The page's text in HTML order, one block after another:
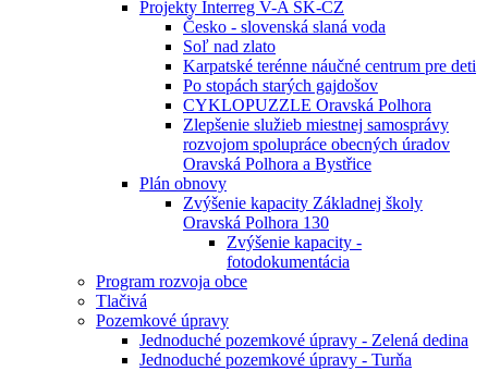
Projekty Interreg V-A SK-CZ
Česko - slovenská slaná voda
Soľ nad zlato
Karpatské terénne náučné centrum pre deti
Po stopách starých gajdošov
CYKLOPUZZLE Oravská Polhora
Zlepšenie služieb miestnej samosprávy
rozvojom spolupráce obecných úradov
Oravská Polhora a Bystřice
Plán obnovy
Zvýšenie kapacity Základnej školy
Oravská Polhora 130
Zvýšenie kapacity -
fotodokumentácia
Program rozvoja obce
Tlačivá
Pozemkové úpravy
Jednoduché pozemkové úpravy - Zelená dedina
Jednoduché pozemkové úpravy - Turňa